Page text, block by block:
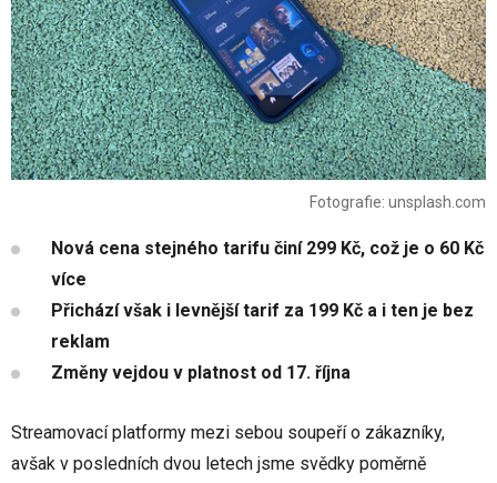
Fotografie: unsplash.com
Nová cena stejného tarifu činí 299 Kč, což je o 60 Kč
více
Přichází však i levnější tarif za 199 Kč a i ten je bez
reklam
Změny vejdou v platnost od 17. října
Streamovací platformy mezi sebou soupeří o zákazníky,
avšak v posledních dvou letech jsme svědky poměrně